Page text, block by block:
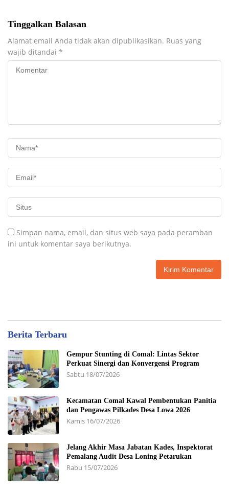
Tinggalkan Balasan
Alamat email Anda tidak akan dipublikasikan. Ruas yang
wajib ditandai *
Simpan nama, email, dan situs web saya pada peramban
ini untuk komentar saya berikutnya.
Berita Terbaru
Gempur Stunting di Comal: Lintas Sektor
Perkuat Sinergi dan Konvergensi Program
Sabtu 18/07/2026
Kecamatan Comal Kawal Pembentukan Panitia
dan Pengawas Pilkades Desa Lowa 2026
Kamis 16/07/2026
Jelang Akhir Masa Jabatan Kades, Inspektorat
Pemalang Audit Desa Loning Petarukan
Rabu 15/07/2026